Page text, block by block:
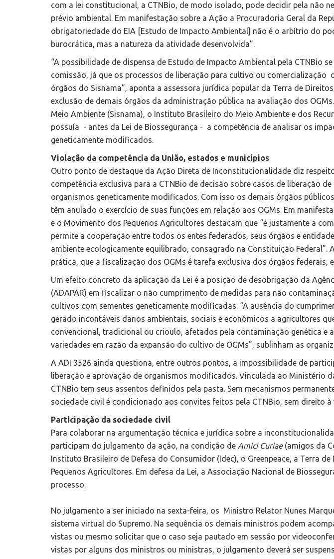
com a lei constitucional, a CTNBio, de modo isolado, pode decidir pela não
prévio ambiental. Em manifestação sobre a Ação a Procuradoria Geral da
obrigatoriedade do EIA [Estudo de Impacto Ambiental] não é o arbítrio do
burocrática, mas a natureza da atividade desenvolvida”.
“A possibilidade de dispensa de Estudo de Impacto Ambiental pela CTNBio
comissão, já que os processos de liberação para cultivo ou comercialização
órgãos do Sisnama”, aponta a assessora jurídica popular da Terra de
exclusão de demais órgãos da administração pública na avaliação dos
Meio Ambiente (Sisnama), o Instituto Brasileiro do Meio Ambiente e dos
possuía - antes da Lei de Biossegurança - a competência de analisar os
geneticamente modificados.
Violação da competência da União, estados e municípios
Outro ponto de destaque da Ação Direta de Inconstitucionalidade diz
competência exclusiva para a CTNBio de decisão sobre casos de liberação
organismos geneticamente modificados. Com isso os demais órgãos
têm anulado o exercício de suas funções em relação aos OGMs. Em
e o Movimento dos Pequenos Agricultores destacam que “é justamente a
permite a cooperação entre todos os entes federados, seus órgãos e
ambiente ecologicamente equilibrado, consagrado na Constituição Federal”.
prática, que a fiscalização dos OGMs é tarefa exclusiva dos órgãos federais,
Um efeito concreto da aplicação da Lei é a posição de desobrigação da
(ADAPAR) em fiscalizar o não cumprimento de medidas para não
cultivos com sementes geneticamente modificadas. “A ausência do
gerado incontáveis danos ambientais, sociais e econômicos a agricultores
convencional, tradicional ou crioulo, afetados pela contaminação genética e
variedades em razão da expansão do cultivo de OGMs”, sublinham as
A ADI 3526 ainda questiona, entre outros pontos, a impossibilidade de
liberação e aprovação de organismos modificados. Vinculada ao Ministério
CTNBio tem seus assentos definidos pela pasta. Sem mecanismos
sociedade civil é condicionado aos convites feitos pela CTNBio, sem direito à
Participação da sociedade civil
Para colaborar na argumentação técnica e jurídica sobre a
participam do julgamento da ação, na condição de Amici Curiae (amigos da
Instituto Brasileiro de Defesa do Consumidor (Idec), o Greenpeace, a Terra
Pequenos Agricultores. Em defesa da Lei, a Associação Nacional de
processo.
No julgamento a ser iniciado na sexta-feira, os Ministro Relator Nunes
sistema virtual do Supremo. Na sequência os demais ministros podem
vistas ou mesmo solicitar que o caso seja pautado em sessão por
vistas por alguns dos ministros ou ministras, o julgamento deverá ser